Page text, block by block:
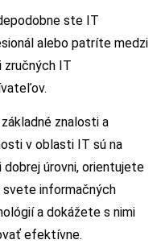
ste IT
alebo patríte medzi
zručných IT
znalosti a
v oblasti IT sú na
dobrej úrovni, orientujete
svete informačných
a dokážete s nimi
efektívne.